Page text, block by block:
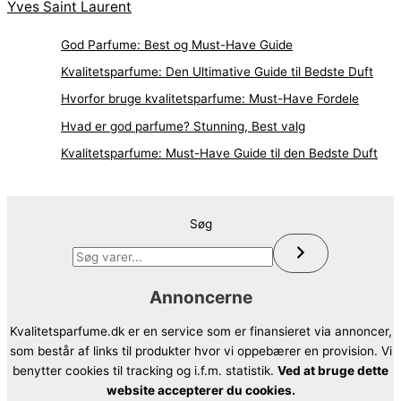
Yves Saint Laurent
God Parfume: Best og Must-Have Guide
Kvalitetsparfume: Den Ultimative Guide til Bedste Duft
Hvorfor bruge kvalitetsparfume: Must-Have Fordele
Hvad er god parfume? Stunning, Best valg
Kvalitetsparfume: Must-Have Guide til den Bedste Duft
Søg
Annoncerne
Kvalitetsparfume.dk er en service som er finansieret via annoncer,
som består af links til produkter hvor vi oppebærer en provision. Vi
benytter cookies til tracking og i.f.m. statistik. Ved at bruge dette
website accepterer du cookies.